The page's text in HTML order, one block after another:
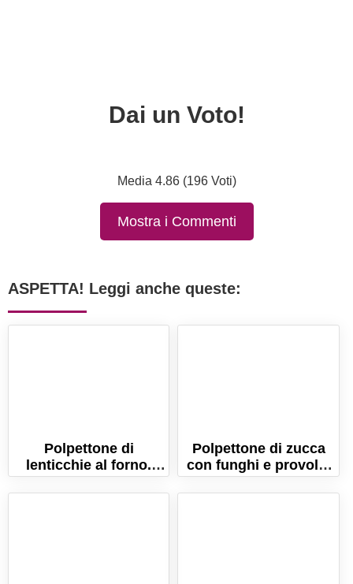
Dai un Voto!
Media 4.86 (196 Voti)
Mostra i Commenti
ASPETTA! Leggi anche queste:
Polpettone di
lenticchie al forno.
Ricetta vegetariana!
Polpettone di zucca
con funghi e provola.
La ricetta vegetariana!